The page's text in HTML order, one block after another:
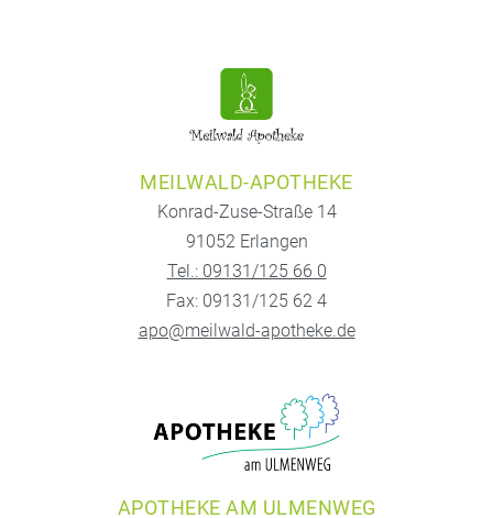
MEILWALD-APOTHEKE
Konrad-Zuse-Straße 14
91052 Erlangen
Tel.: 09131/125 66 0
Fax: 09131/125 62 4
apo@meilwald-apotheke.de
APOTHEKE AM ULMENWEG